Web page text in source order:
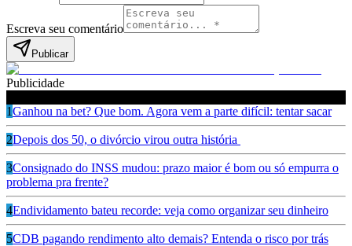
Escreva seu comentário
Publicar
Publicidade
1Ganhou na bet? Que bom. Agora vem a parte difícil: tentar sacar
2Depois dos 50, o divórcio virou outra história
3Consignado do INSS mudou: prazo maior é bom ou só empurra o
problema pra frente?
4Endividamento bateu recorde: veja como organizar seu dinheiro
5CDB pagando rendimento alto demais? Entenda o risco por trás